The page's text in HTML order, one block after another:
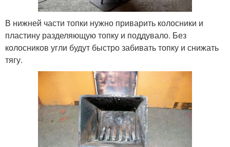
В нижней части топки нужно приварить колосники и
пластину разделяющую топку и поддувало. Без
колосников угли будут быстро забивать топку и снижать
тягу.